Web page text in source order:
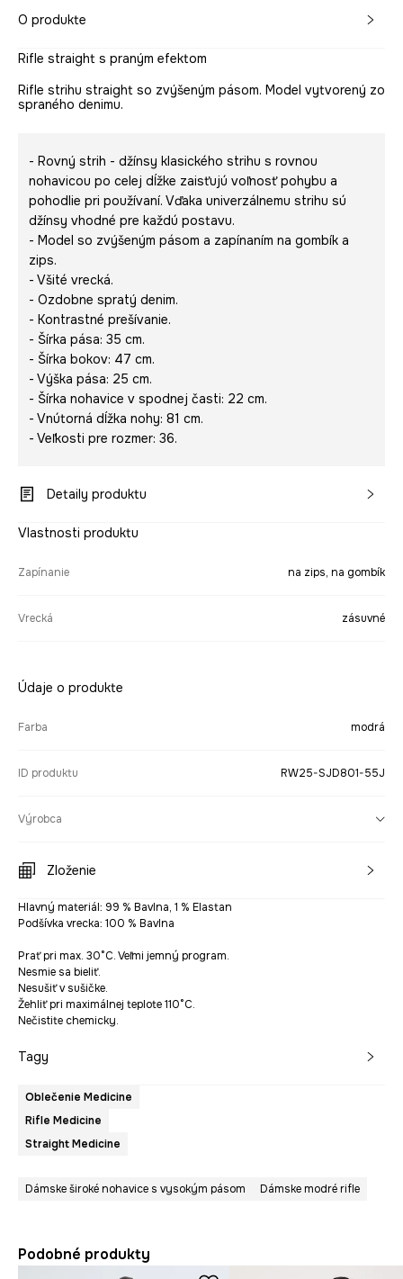
O produkte
Rifle straight s praným efektom
Rifle strihu straight so zvýšeným pásom. Model vytvorený zo
spraného denimu.
- Rovný strih - džínsy klasického strihu s rovnou
nohavicou po celej dĺžke zaisťujú voľnosť pohybu a
pohodlie pri používaní. Vďaka univerzálnemu strihu sú
džínsy vhodné pre každú postavu.
- Model so zvýšeným pásom a zapínaním na gombík a
zips.
- Všité vrecká.
- Ozdobne spratý denim.
- Kontrastné prešívanie.
- Šírka pása: 35 cm.
- Šírka bokov: 47 cm.
- Výška pása: 25 cm.
- Šírka nohavice v spodnej časti: 22 cm.
- Vnútorná dĺžka nohy: 81 cm.
- Veľkosti pre rozmer: 36.
Detaily produktu
Vlastnosti produktu
Zapínanie na zips, na gombík
Vrecká zásuvné
Údaje o produkte
Farba modrá
ID produktu RW25-SJD801-55J
Výrobca
Zloženie
Hlavný materiál: 99 % Bavlna, 1 % Elastan
Podšívka vrecka: 100 % Bavlna
Prať pri max. 30°C. Veľmi jemný program.
Nesmie sa bieliť.
Nesušiť v sušičke.
Žehliť pri maximálnej teplote 110°C.
Nečistite chemicky.
Tagy
Oblečenie Medicine
Rifle Medicine
Straight Medicine
Dámske široké nohavice s vysokým pásom Dámske modré rifle
Podobné produkty